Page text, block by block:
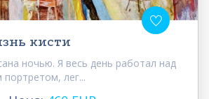
кисти
ночью. Я весь день работал над
лег...